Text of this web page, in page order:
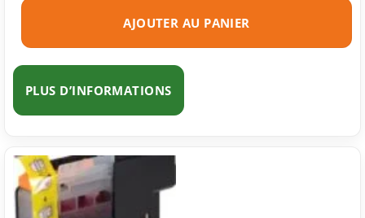
AJOUTER AU PANIER
PLUS D’INFORMATIONS